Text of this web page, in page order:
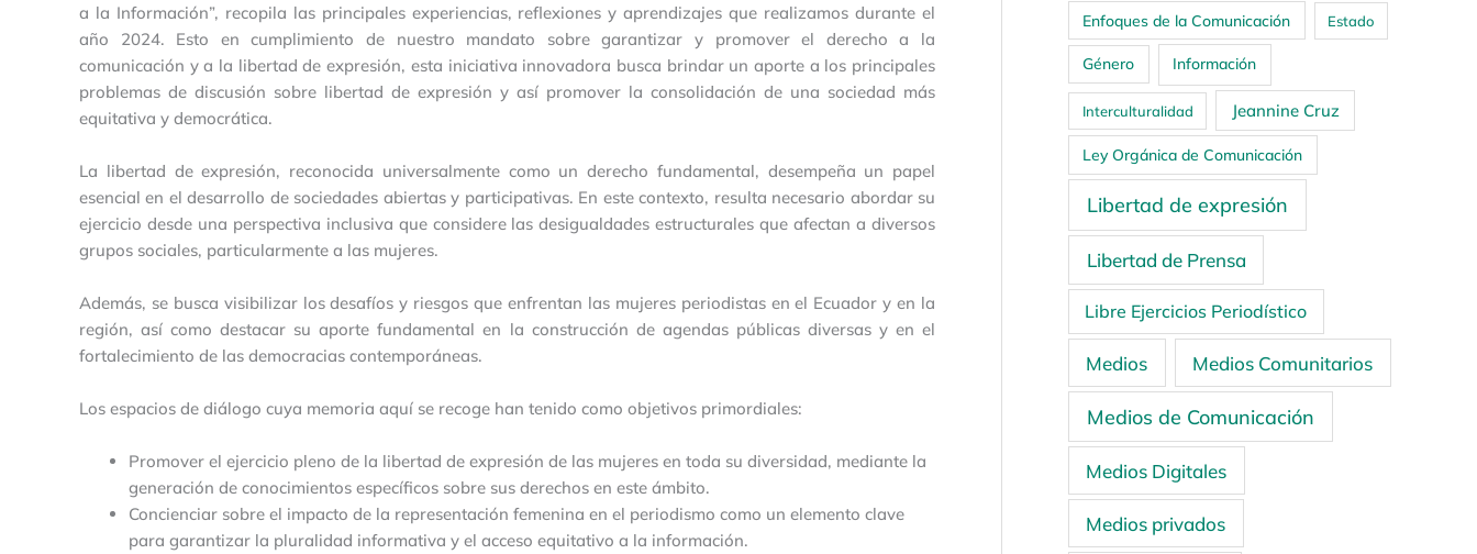
a la Información”, recopila las principales experiencias, reflexiones y aprendizajes que realizamos durante el
año 2024. Esto en cumplimiento de nuestro mandato sobre garantizar y promover el derecho a la
comunicación y a la libertad de expresión, esta iniciativa innovadora busca brindar un aporte a los principales
problemas de discusión sobre libertad de expresión y así promover la consolidación de una sociedad más
equitativa y democrática.
La libertad de expresión, reconocida universalmente como un derecho fundamental, desempeña un papel
esencial en el desarrollo de sociedades abiertas y participativas. En este contexto, resulta necesario abordar su
ejercicio desde una perspectiva inclusiva que considere las desigualdades estructurales que afectan a diversos
grupos sociales, particularmente a las mujeres.
Además, se busca visibilizar los desafíos y riesgos que enfrentan las mujeres periodistas en el Ecuador y en la
región, así como destacar su aporte fundamental en la construcción de agendas públicas diversas y en el
fortalecimiento de las democracias contemporáneas.
Los espacios de diálogo cuya memoria aquí se recoge han tenido como objetivos primordiales:
Promover el ejercicio pleno de la libertad de expresión de las mujeres en toda su diversidad, mediante la
generación de conocimientos específicos sobre sus derechos en este ámbito.
Concienciar sobre el impacto de la representación femenina en el periodismo como un elemento clave
para garantizar la pluralidad informativa y el acceso equitativo a la información.
Enfoques de la Comunicación Estado
Género Información
Interculturalidad Jeannine Cruz
Ley Orgánica de Comunicación
Libertad de expresión
Libertad de Prensa
Libre Ejercicios Periodístico
Medios Medios Comunitarios
Medios de Comunicación
Medios Digitales
Medios privados